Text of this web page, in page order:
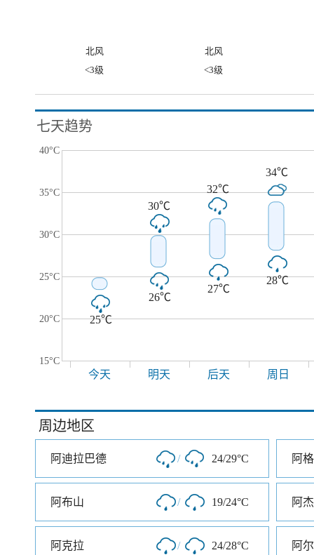
北风
北风
<3级
<3级
七天趋势
40°C
35°C
30°C
25°C
20°C
15°C
25℃
30℃
26℃
32℃
27℃
34℃
28℃
今天 明天 后天 周日
周边地区
阿迪拉巴德 / 24/29°C 阿
阿布山 / 19/24°C 阿
阿克拉 / 24/28°C 阿